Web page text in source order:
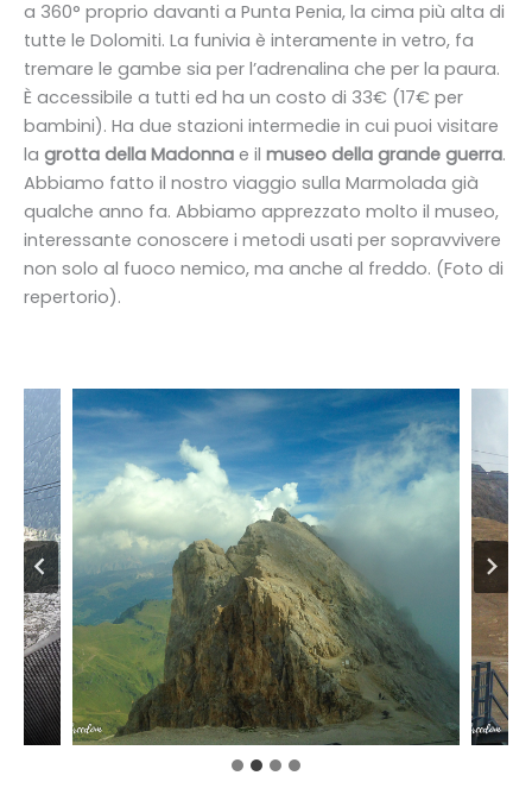
a 360° proprio davanti a Punta Penia, la cima più alta di
tutte le Dolomiti. La funivia è interamente in vetro, fa
tremare le gambe sia per l’adrenalina che per la paura.
È accessibile a tutti ed ha un costo di 33€ (17€ per
bambini). Ha due stazioni intermedie in cui puoi visitare
la grotta della Madonna e il museo della grande guerra.
Abbiamo fatto il nostro viaggio sulla Marmolada già
qualche anno fa. Abbiamo apprezzato molto il museo,
interessante conoscere i metodi usati per sopravvivere
non solo al fuoco nemico, ma anche al freddo. (Foto di
repertorio).